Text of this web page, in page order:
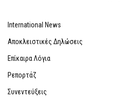
International News
Αποκλειστικές Δηλώσεις
Επίκαιρα Λόγια
Ρεπορτάζ
Συνεντεύξεις